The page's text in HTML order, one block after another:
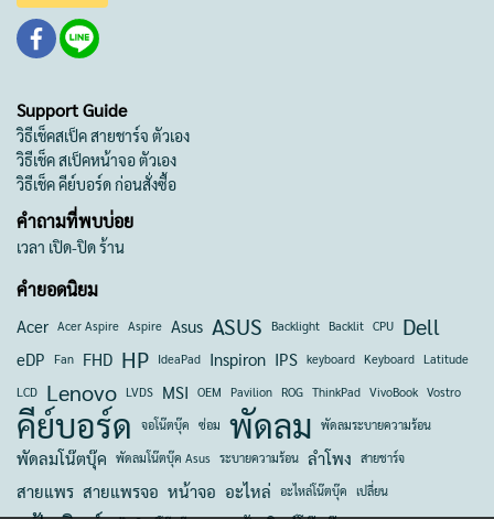
Support Guide
วิธีเช็คสเป็ค สายชาร์จ ตัวเอง
วิธีเช็ค สเป็คหน้าจอ ตัวเอง
วิธีเช็ค คีย์บอร์ด ก่อนสั่งซื้อ
คำถามที่พบบ่อย
เวลา เปิด-ปิด ร้าน
คำยอดนิยม
Acer Acer Aspire Aspire Asus ASUS Backlight Backlit CPU Dell
eDP Fan FHD HP IdeaPad Inspiron IPS keyboard Keyboard Latitude
LCD Lenovo LVDS MSI OEM Pavilion ROG ThinkPad VivoBook Vostro
คีย์บอร์ด จอโน๊ตบุ๊ค ซ่อม พัดลม พัดลมระบายความร้อน
พัดลมโน๊ตบุ๊ค พัดลมโน๊ตบุ๊ค Asus ระบายความร้อน ลำโพง สายชาร์จ
สายแพร สายแพรจอ หน้าจอ อะไหล่ อะไหล่โน๊ตบุ๊ค เปลี่ยน